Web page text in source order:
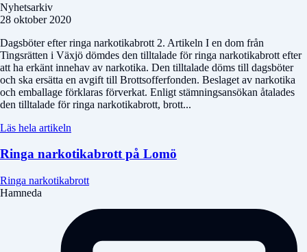
Nyhetsarkiv
28 oktober 2020
Dagsböter efter ringa narkotikabrott 2. Artikeln I en dom från
Tingsrätten i Växjö dömdes den tilltalade för ringa narkotikabrott efter
att ha erkänt innehav av narkotika. Den tilltalade döms till dagsböter
och ska ersätta en avgift till Brottsofferfonden. Beslaget av narkotika
och emballage förklaras förverkat. Enligt stämningsansökan åtalades
den tilltalade för ringa narkotikabrott, brott...
Läs hela artikeln
Ringa narkotikabrott på Lomö
Ringa narkotikabrott
Hamneda